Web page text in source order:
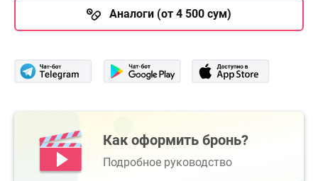
Аналоги (от 4 500 сум)
Как оформить бронь?
Подробное руководство